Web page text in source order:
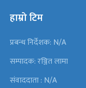
हाम्रो टिम
प्रबन्ध निर्देशक: N/A
सम्पादक: रञ्जित लामा
संवाददाता : N/A